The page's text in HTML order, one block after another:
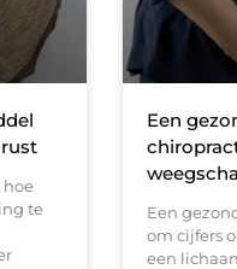
te
Een
Een
om cijfers
een